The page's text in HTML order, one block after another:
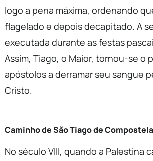
logo a pena máxima, ordenando
flagelado e depois decapitado. A
executada durante as festas
Assim, Tiago, o Maior, tornou-se o
apóstolos a derramar seu sangue
Cristo.
Caminho de São Tiago de Compostela
No século VIII, quando a Palestina